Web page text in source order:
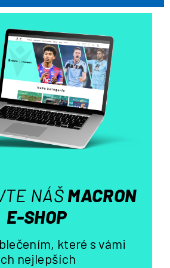
k
y
v
ý
p
i
s
u
NÁŠMACRON
E-SHOP
které s vámi
nejlepších